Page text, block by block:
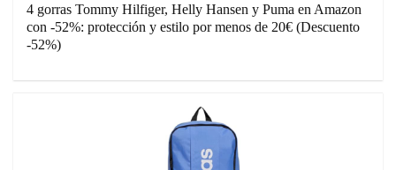
4 gorras Tommy Hilfiger, Helly Hansen y Puma en Amazon
con -52%: protección y estilo por menos de 20€ (Descuento
-52%)